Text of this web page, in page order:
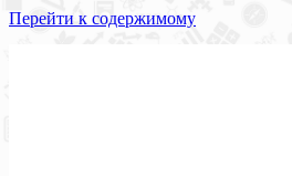
Перейти к содержимому